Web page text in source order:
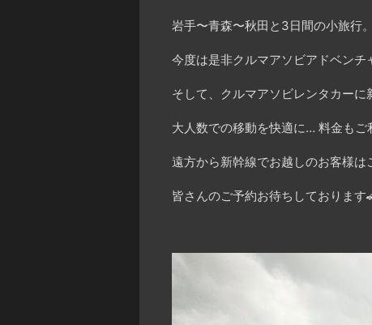
岩手〜青森〜秋田と3日間の小旅行。
今度は是非クルマアソビアドベンチ
そして、クルマアソビレンタカーに
大人数での移動を快適に… 料金もご
遠方から新幹線でお越しのお客様は
皆さんのご予約お待ちしております